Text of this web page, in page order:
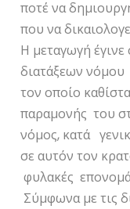
ποτέ να
που να
Η μεταγωγή
διατάξεων
τον οποίο
παραμονής του
νόμος, κατά
σε αυτόν τον
φυλακές
Σύμφωνα με τις